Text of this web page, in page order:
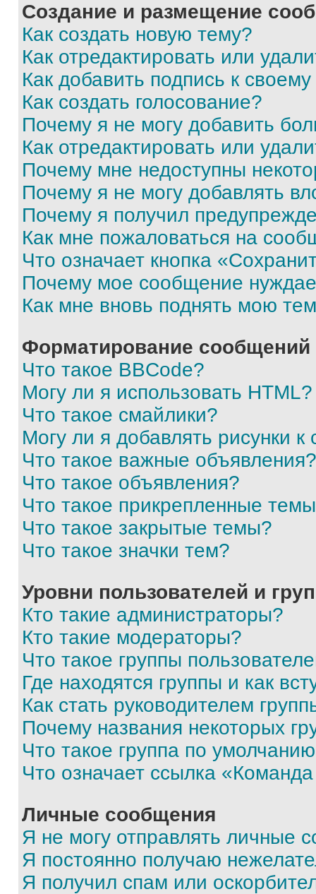
Создание и размещение
Как создать новую тему?
Как отредактировать или
Как добавить подпись к
Как создать голосование?
Почему я не могу добавить
Как отредактировать или
Почему мне недоступны
Почему я не могу добавлять
Почему я получил
Как мне пожаловаться на
Что означает кнопка
Почему мое сообщение
Как мне вновь поднять мою
Форматирование
Что такое BBCode?
Могу ли я использовать HTML?
Что такое смайлики?
Могу ли я добавлять рисунки
Что такое важные объявления?
Что такое объявления?
Что такое прикрепленные
Что такое закрытые темы?
Что такое значки тем?
Уровни пользователей и
Кто такие администраторы?
Кто такие модераторы?
Что такое группы
Где находятся группы и как
Как стать руководителем
Почему названия некоторых
Что такое группа по
Что означает ссылка
Личные сообщения
Я не могу отправлять личные
Я постоянно получаю
Я получил спам или